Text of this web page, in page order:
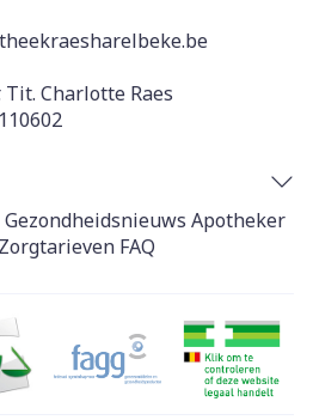
Tit. Charlotte Raes
Gezondheidsnieuws Apotheker
Zorgtarieven FAQ